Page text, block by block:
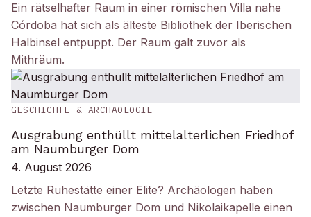
Ein rätselhafter Raum in einer römischen Villa nahe
Córdoba hat sich als älteste Bibliothek der Iberischen
Halbinsel entpuppt. Der Raum galt zuvor als
Mithräum.
GESCHICHTE & ARCHÄOLOGIE
Ausgrabung enthüllt mittelalterlichen Friedhof
am Naumburger Dom
4. August 2026
Letzte Ruhestätte einer Elite? Archäologen haben
zwischen Naumburger Dom und Nikolaikapelle einen